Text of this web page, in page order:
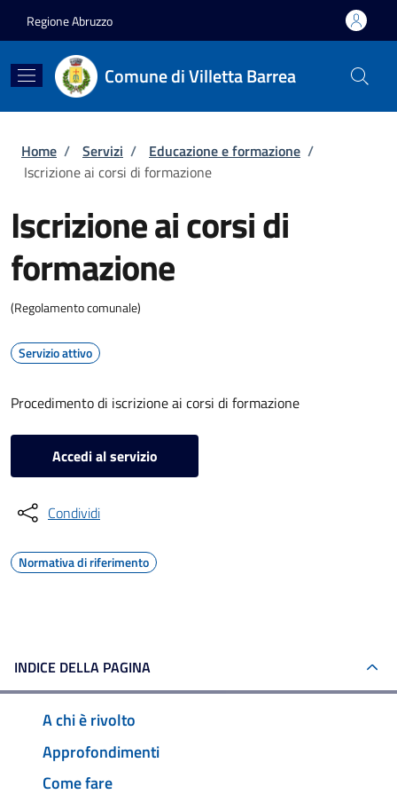
Regione Abruzzo
Comune di Villetta Barrea
Briciole di pane
Home / Servizi / Educazione e formazione /
Iscrizione ai corsi di formazione
Iscrizione ai corsi di
formazione
(Regolamento comunale)
Servizio attivo
Procedimento di iscrizione ai corsi di formazione
Accedi al servizio
Condividi
Normativa di riferimento
INDICE DELLA PAGINA
A chi è rivolto
Approfondimenti
Come fare